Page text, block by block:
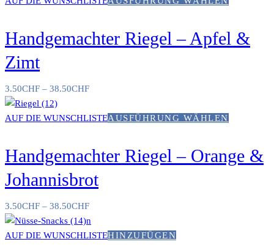
Handgemachter Riegel – Apfel &
Zimt
3.50CHF – 38.50CHF
AUF DIE WUNSCHLISTEAUSFÜHRUNG WÄHLEN
Handgemachter Riegel – Orange &
Johannisbrot
3.50CHF – 38.50CHF
AUF DIE WUNSCHLISTEHINZUFÜGEN